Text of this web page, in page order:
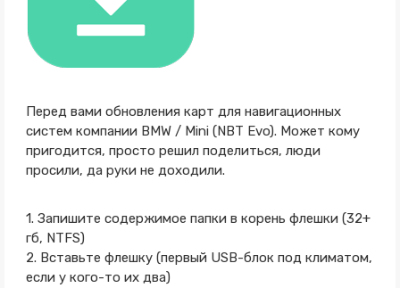
Перед вами обновления карт для навигационных
систем компании BMW / Mini (NBT Evo). Может кому
пригодится, просто решил поделиться, люди
просили, да руки не доходили.
1. Запишите содержимое папки в корень флешки (32+
гб, NTFS)
2. Вставьте флешку (первый USB-блок под климатом,
если у кого-то их два)